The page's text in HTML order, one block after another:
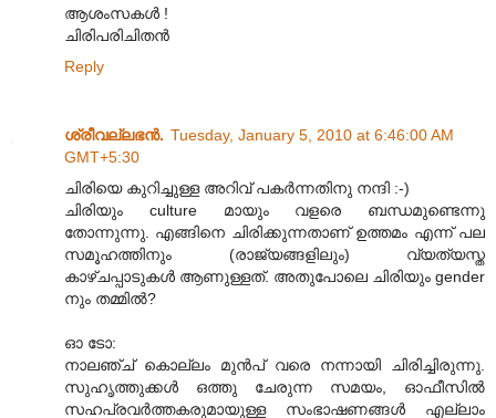
ആശംസകള്‍ !
ചിരിപരിചിതന്‍
Reply
ശ്രീവല്ലഭന്‍. Tuesday, January 5, 2010 at 6:46:00 AM
GMT+5:30
ചിരിയെ കുറിച്ചുള്ള അറിവ് പകര്‍ന്നതിനു നന്ദി :-)
ചിരിയും culture മായും വളരെ ബന്ധമുണ്ടെന്നു
തോന്നുന്നു. എങ്ങിനെ ചിരിക്കുന്നതാണ് ഉത്തമം എന്ന് പല
സമൂഹത്തിനും (രാജ്യങ്ങളിലും) വ്യത്യസ്ത
കാഴ്ചപ്പാടുകള്‍ ആണുള്ളത്. അതുപോലെ ചിരിയും gender
നും തമ്മില്‍?
ഓ ടോ:
നാലഞ്ച് കൊല്ലം മുന്‍പ് വരെ നന്നായി ചിരിച്ചിരുന്നു.
സുഹൃത്തുക്കള്‍ ഒത്തു ചേരുന്ന സമയം, ഓഫീസില്‍
സഹപ്രവര്‍ത്തകരുമായുള്ള സംഭാഷണങ്ങള്‍ എല്ലാം